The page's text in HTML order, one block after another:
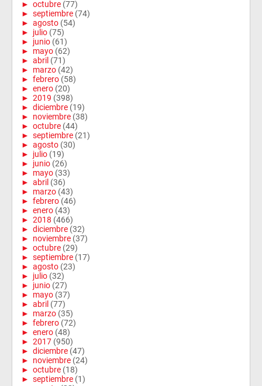
► octubre (77)
► septiembre (74)
► agosto (54)
► julio (75)
► junio (61)
► mayo (62)
► abril (71)
► marzo (42)
► febrero (58)
► enero (20)
► 2019 (398)
► diciembre (19)
► noviembre (38)
► octubre (44)
► septiembre (21)
► agosto (30)
► julio (19)
► junio (26)
► mayo (33)
► abril (36)
► marzo (43)
► febrero (46)
► enero (43)
► 2018 (466)
► diciembre (32)
► noviembre (37)
► octubre (29)
► septiembre (17)
► agosto (23)
► julio (32)
► junio (27)
► mayo (37)
► abril (77)
► marzo (35)
► febrero (72)
► enero (48)
► 2017 (950)
► diciembre (47)
► noviembre (24)
► octubre (18)
► septiembre (1)